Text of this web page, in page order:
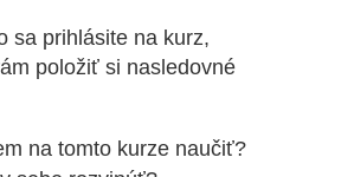
sa prihlásite na kurz,
položiť si nasledovné
na tomto kurze naučiť?